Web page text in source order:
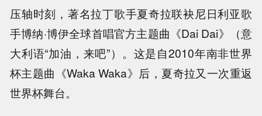
压轴时刻，著名拉丁歌手夏奇拉联袂尼日利亚歌
手博纳·博伊全球首唱官方主题曲《Dai Dai》（意
大利语“加油，来吧”）。这是自2010年南非世界
杯主题曲《Waka Waka》后，夏奇拉又一次重返
世界杯舞台。